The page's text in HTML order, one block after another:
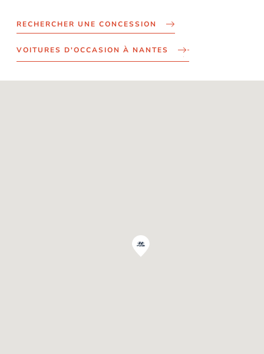
RECHERCHER UNE CONCESSION
VOITURES D'OCCASION À NANTES